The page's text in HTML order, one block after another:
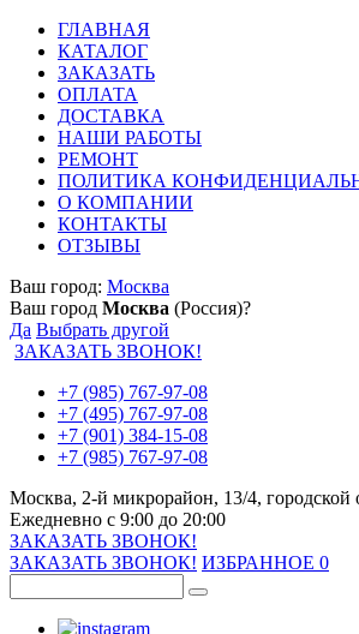
ГЛАВНАЯ
КАТАЛОГ
ЗАКАЗАТЬ
ОПЛАТА
ДОСТАВКА
НАШИ РАБОТЫ
РЕМОНТ
ПОЛИТИКА
О КОМПАНИИ
КОНТАКТЫ
ОТЗЫВЫ
Ваш город: Москва
Ваш город Москва (Россия)?
Да Выбрать другой
ЗАКАЗАТЬ ЗВОНОК!
+7 (985) 767-97-08
+7 (495) 767-97-08
+7 (901) 384-15-08
+7 (985) 767-97-08
Москва, 2-й микрорайон, 13/4, городской
Ежедневно с 9:00 до 20:00
ЗАКАЗАТЬ ЗВОНОК!
ЗАКАЗАТЬ ЗВОНОК! ИЗБРАННОЕ 0